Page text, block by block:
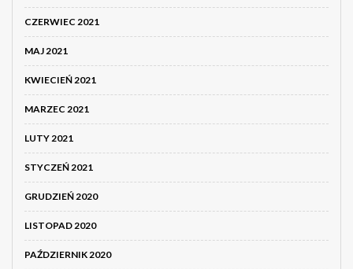
CZERWIEC 2021
MAJ 2021
KWIECIEŃ 2021
MARZEC 2021
LUTY 2021
STYCZEŃ 2021
GRUDZIEŃ 2020
LISTOPAD 2020
PAŹDZIERNIK 2020